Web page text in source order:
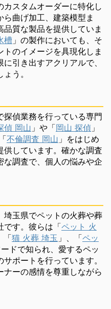
カスタムオーダーに特化し
曲げ加工、建築模型ま
質な製品を提供していま
槽 」の製作においても、そ
のイメージを具現化しま
引き出すアクリアルで、
う。
偵業務を行っている専門
偵 岡山 」や「岡山 探偵 」
不倫調査 岡山 」をはじめ
供しています。確かな調査
調査で、個人の悩みや企
埼玉県でペットの火葬や葬
です。彼らは「ペット 火
「猫 火葬 埼玉 」、「ペッ
ドで知られ、愛するペッ
ポートを行っています。
ーの感情を尊重しながら